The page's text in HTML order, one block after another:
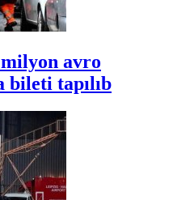
avro
bileti tapılıb